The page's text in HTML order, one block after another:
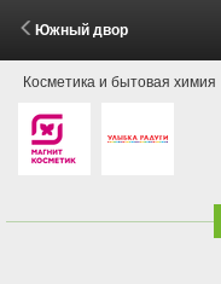
Южный двор
Косметика и бытовая химия